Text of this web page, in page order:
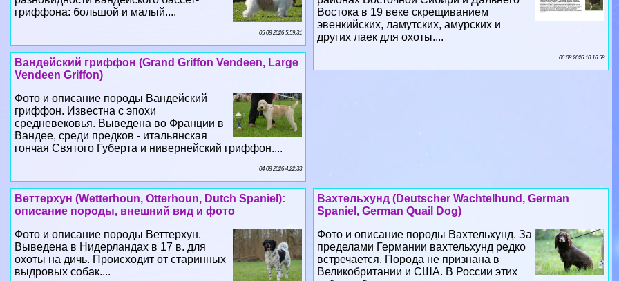
Вандейский гриффон (Grand Griffon Vendeen, Large
Фото и описание породы Вандейский
гриффон. Известна с эпохи
средневековья. Выведена во Франции в
Вандее, среди предков - итальянская
гончая Святого Губерта и нивернейский гриффон....
04 08 2026 4:22:33
Фото и описание породы Вахтельхунд. За
пределами Германии вахтельхунд редко
встречается. Порода не признана в
Великобритании и США. В России этих
собак небольшое количество....
03 08 2026 2:11:14
Веттерхун (Wetterhoun, Otterhoun, Dutch Spaniel):
Фото и описание породы Веттерхун.
Выведена в Нидерландах в 17 в. для
охоты на дичь. Происходит от старинных
выдровых собак....
02 08 2026 3:24:27
Вестфальский таксообразный бpaкк (Westfalische